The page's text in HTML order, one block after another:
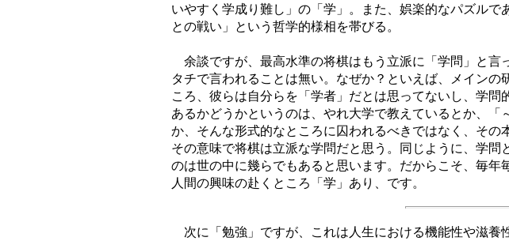
いやすく学成り難し」の「学」。また、娯楽的なパズル
との戦い」という哲学的様相を帯びる。
余談ですが、最高水準の将棋はもう立派に「学問」と言
タチで言われることは無い。なぜか？といえば、メイン
ころ、彼らは自分らを「学者」だとは思ってないし、学
あるかどうかというのは、やれ大学で教えているとか、
か、そんな形式的なところに囚われるべきではなく、その
その意味で将棋は立派な学問だと思う。同じように、学
のは世の中に幾らでもあると思います。だからこそ、毎
人間の興味の赴くところ「学」あり、です。
次に「勉強」ですが、これは人生における機能性や滋養